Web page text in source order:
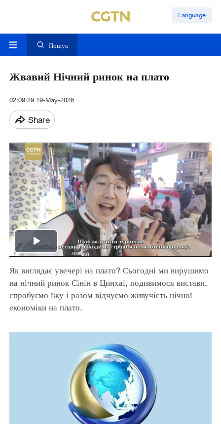
Language
Пошук
Жвавий Нічний ринок на плато
02:09:29 19-May-2026
Share
Play
Video
Як виглядає увечері на плато? Сьогодні ми вирушимо
на нічний ринок Сінін в Цинхаї, подивимося вистави,
спробуємо їжу і разом відчуємо живучість нічної
економіки на плато.